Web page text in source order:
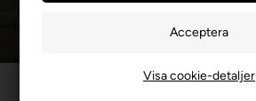
Visa cookie-detaljer